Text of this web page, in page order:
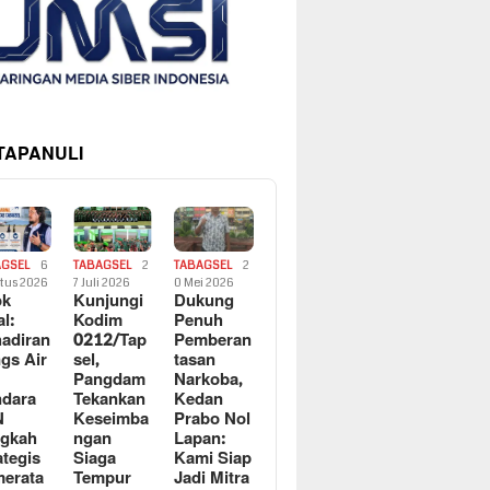
6
2026
Air
TABAGSEL
2
7 Juli 2026
Kunjungi
Kodim
0212/Tap
sel,
Pangdam
Tekankan
Keseimba
ngan
Siaga
Tempur
TABAGSEL
2
0 Mei 2026
Dukung
Penuh
Pemberan
tasan
Narkoba,
Kedan
Prabo Nol
Lapan:
Kami Siap
Jadi Mitra